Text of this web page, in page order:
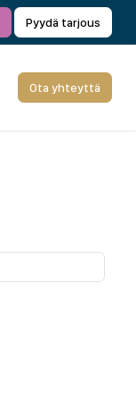
Pyydä tarjous
Ota yhteyttä